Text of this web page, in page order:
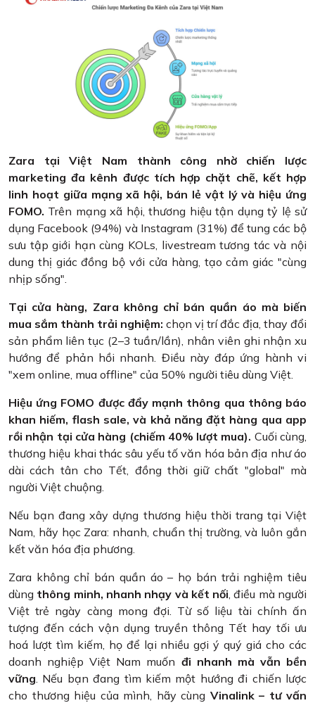
Zara tại Việt Nam thành công nhờ chiến lược
marketing đa kênh được tích hợp chặt chẽ, kết hợp
linh hoạt giữa mạng xã hội, bán lẻ vật lý và hiệu ứng
FOMO. Trên mạng xã hội, thương hiệu tận dụng tỷ lệ sử
dụng Facebook (94%) và Instagram (31%) để tung các bộ
sưu tập giới hạn cùng KOLs, livestream tương tác và nội
dung thị giác đồng bộ với cửa hàng, tạo cảm giác "cùng
nhịp sống".
Tại cửa hàng, Zara không chỉ bán quần áo mà biến
mua sắm thành trải nghiệm: chọn vị trí đắc địa, thay đổi
sản phẩm liên tục (2–3 tuần/lần), nhân viên ghi nhận xu
hướng để phản hồi nhanh. Điều này đáp ứng hành vi
"xem online, mua offline" của 50% người tiêu dùng Việt.
Hiệu ứng FOMO được đẩy mạnh thông qua thông báo
khan hiếm, flash sale, và khả năng đặt hàng qua app
rồi nhận tại cửa hàng (chiếm 40% lượt mua). Cuối cùng,
thương hiệu khai thác sâu yếu tố văn hóa bản địa như áo
dài cách tân cho Tết, đồng thời giữ chất "global" mà
người Việt chuộng.
Nếu bạn đang xây dựng thương hiệu thời trang tại Việt
Nam, hãy học Zara: nhanh, chuẩn thị trường, và luôn gắn
kết văn hóa địa phương.
Zara không chỉ bán quần áo – họ bán trải nghiệm tiêu
dùng thông minh, nhanh nhạy và kết nối , điều mà người
Việt trẻ ngày càng mong đợi. Từ số liệu tài chính ấn
tượng đến cách vận dụng truyền thông Tết hay tối ưu
hoá lượt tìm kiếm, họ để lại nhiều gợi ý quý giá cho các
doanh nghiệp Việt Nam muốn đi nhanh mà vẫn bền
vững . Nếu bạn đang tìm kiếm một hướng đi chiến lược
cho thương hiệu của mình, hãy cùng Vinalink – tư vấn